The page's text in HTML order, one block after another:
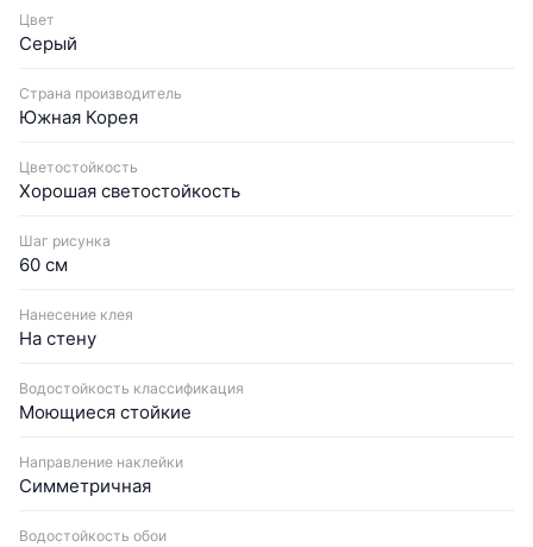
Цвет
Серый
Страна производитель
Южная Корея
Цветостойкость
Хорошая светостойкость
Шаг рисунка
60 см
Нанесение клея
На стену
Водостойкость классификация
Моющиеся стойкие
Направление наклейки
Симметричная
Водостойкость обои